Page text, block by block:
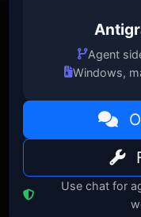
Agent
Windows,
Use chat for